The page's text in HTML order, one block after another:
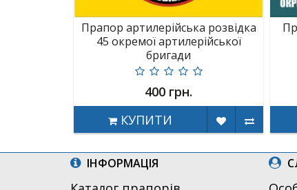
Прапор артилерійська розвідка
45 окремої артилерійської
бригади
400 грн.
КУПИТИ
ІНФОРМАЦІЯ